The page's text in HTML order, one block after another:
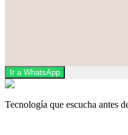
Ir a WhatsApp
Tecnología que escucha antes